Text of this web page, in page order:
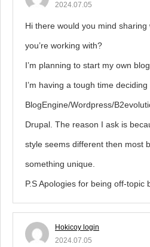
2024.07.05
Hi there would you mind
you’re working with?
I’m planning to start my own
I’m having a tough time
BlogEngine/Wordpress/
Drupal. The reason I ask is
style seems different then most
something unique.
P.S Apologies for being off-topic
Hokicoy login
2024.07.05